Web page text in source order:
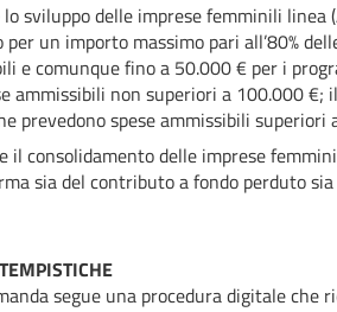
sviluppo delle imprese femminili
un importo massimo pari all’80%
e comunque fino a 50.000 € per i
ammissibili non superiori a 100.000 €;
prevedono spese ammissibili
il consolidamento delle imprese
sia del contributo a fondo perduto
segue una procedura digitale che